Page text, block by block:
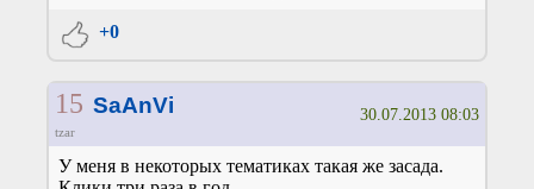
+0
15 SaAnVi
tzar
30.07.2013 08:03
У меня в некоторых тематиках такая же засада.